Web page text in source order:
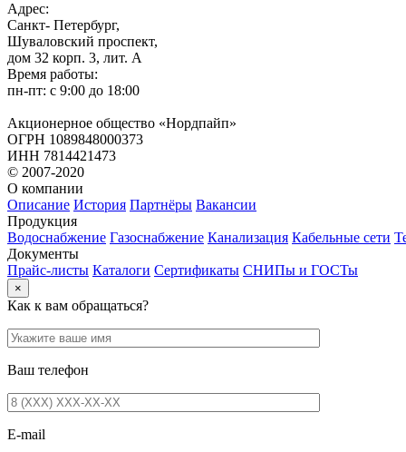
Адрес:
Санкт- Петербург,
Шуваловский проспект,
дом 32 корп. 3, лит. А
Время работы:
пн-пт: с 9:00 до 18:00
Акционерное общество «Нордпайп»
ОГРН 1089848000373
ИНН 7814421473
© 2007-2020
О компании
Описание История Партнёры Вакансии
Продукция
Водоснабжение Газоснабжение Канализация Кабельные сети
Документы
Прайс-листы Каталоги Сертификаты СНИПы и ГОСТы
×
Как к вам обращаться?
Ваш телефон
E-mail